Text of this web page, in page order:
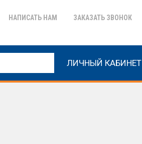
НАПИСАТЬ НАМ ЗАКАЗАТЬ ЗВОНОК
ЛИЧНЫЙ КАБИНЕТ